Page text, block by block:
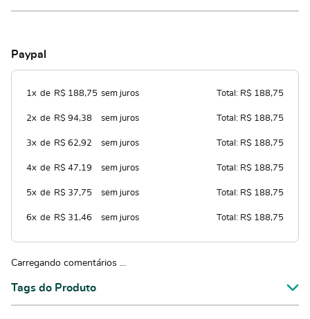
Paypal
1x de R$ 188,75 sem juros Total: R$ 188,75
2x de R$ 94,38 sem juros Total: R$ 188,75
3x de R$ 62,92 sem juros Total: R$ 188,75
4x de R$ 47,19 sem juros Total: R$ 188,75
5x de R$ 37,75 sem juros Total: R$ 188,75
6x de R$ 31,46 sem juros Total: R$ 188,75
Carregando comentários ...
Tags do Produto